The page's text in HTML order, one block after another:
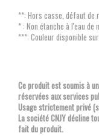
**: Hors casse, défaut
* : Non étanche à l'eau de
***: Couleur disponible
Ce produit est soumis à
réservées aux services
Usage strictement privé
La société CNJY décline
fait du produit.